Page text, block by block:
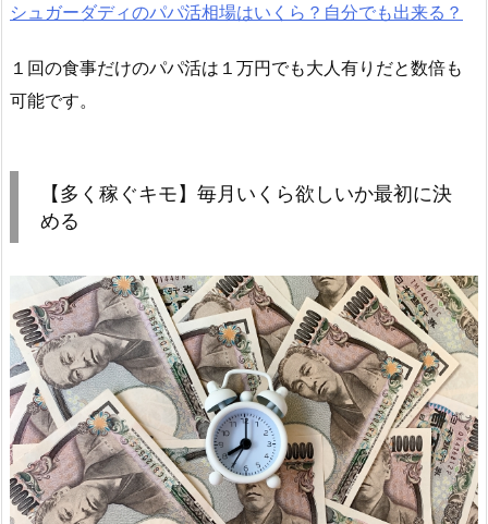
シュガーダディのパパ活相場はいくら？自分でも出来る？
１回の食事だけのパパ活は１万円でも大人有りだと数倍も
可能です。
【多く稼ぐキモ】毎月いくら欲しいか最初に決
める